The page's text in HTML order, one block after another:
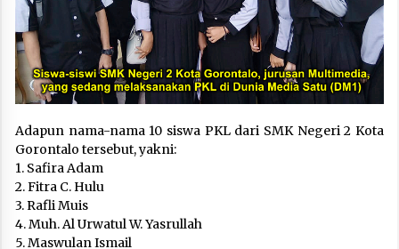
Adapun nama-nama 10 siswa PKL dari SMK Negeri 2 Kota
Gorontalo tersebut, yakni:
1. Safira Adam
2. Fitra C. Hulu
3. Rafli Muis
4. Muh. Al Urwatul W. Yasrullah
5. Maswulan Ismail